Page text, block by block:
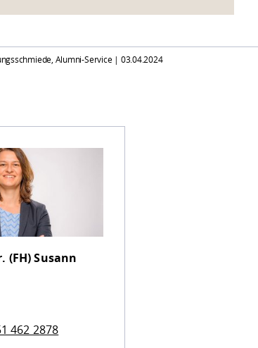
Alumni-Service | 03.04.2024
(FH)Susann
462 2878